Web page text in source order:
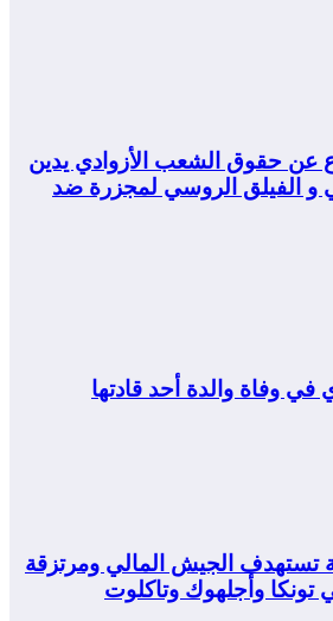
عن حقوق الشعب الأزوادي يدين
و الفيلق الروسي لمجزرة ضد
في وفاة والدة أحد قادتها
تستهدف الجيش المالي ومرتزقة
تونكا وأجلهوك وتاكلوت